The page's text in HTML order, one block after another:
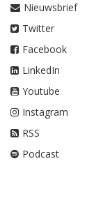
Nieuwsbrief
Twitter
Facebook
LinkedIn
Youtube
Instagram
RSS
Podcast